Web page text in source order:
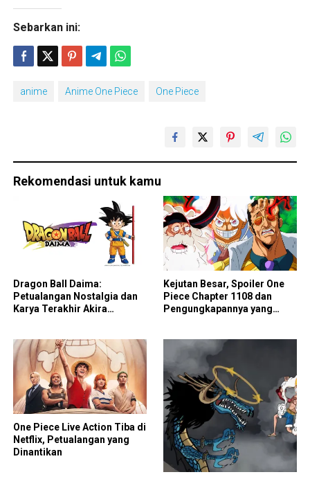
Sebarkan ini:
anime Anime One Piece One Piece
Rekomendasi untuk kamu
Dragon Ball Daima:
Petualangan Nostalgia dan
Karya Terakhir Akira
Kejutan Besar, Spoiler One
Piece Chapter 1108 dan
Pengungkapannya yang
One Piece Live Action Tiba di
Netflix, Petualangan yang
Dinantikan